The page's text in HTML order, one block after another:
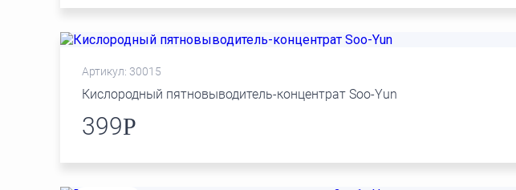
Артикул: 30015
Кислородный пятновыводитель-концентрат Soo-Yun
399Р